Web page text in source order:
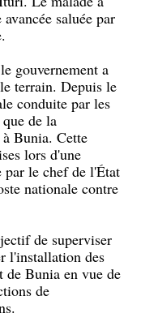
saluée par
gouvernement a
terrain. Depuis le
conduite par les
de la
Bunia. Cette
lors d'une
le chef de l'État
nationale contre
de superviser
l'installation des
de Bunia en vue de
de